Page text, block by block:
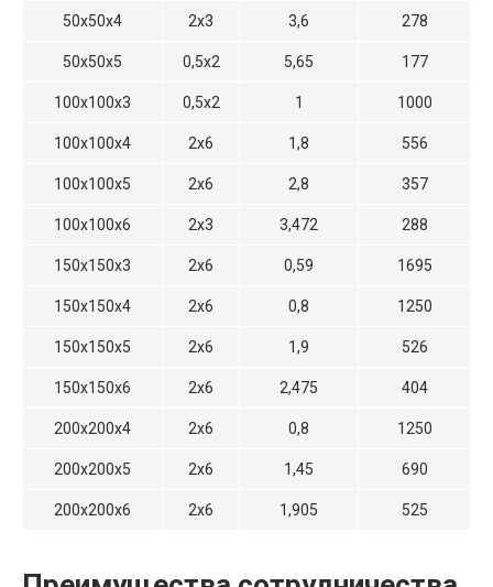
50х50х4 2х3 3,6 278
50х50х5 0,5х2 5,65 177
100х100х3 0,5х2 1 1000
100х100х4 2х6 1,8 556
100х100х5 2х6 2,8 357
100х100х6 2х3 3,472 288
150х150х3 2х6 0,59 1695
150х150х4 2х6 0,8 1250
150х150х5 2х6 1,9 526
150х150х6 2х6 2,475 404
200х200х4 2х6 0,8 1250
200х200х5 2х6 1,45 690
200х200х6 2х6 1,905 525